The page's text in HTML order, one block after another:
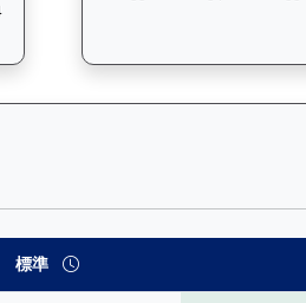
力分析：查看馬匹在各
標準